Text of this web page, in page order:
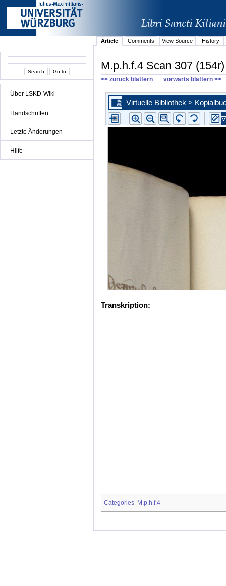
Über LSKD-Wiki
Handschriften
Letzte Änderungen
Hilfe
Article Comments View Source History
M.p.h.f.4 Scan 307 (154r)
<< zurück blättern vorwärts blättern >>
Transkription:
Categories: M.p.h.f.4